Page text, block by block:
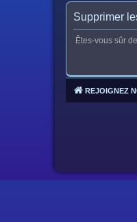
Supprimer
Êtes-vous sûr
REJOIGNEZ